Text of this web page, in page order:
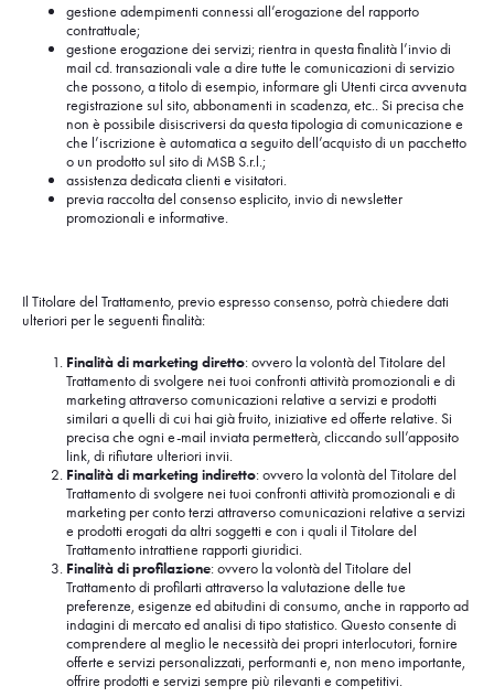
gestione adempimenti connessi all’erogazione del rapporto
contrattuale;
gestione erogazione dei servizi; rientra in questa finalità l’invio di
mail cd. transazionali vale a dire tutte le comunicazioni di servizio
che possono, a titolo di esempio, informare gli Utenti circa avvenuta
registrazione sul sito, abbonamenti in scadenza, etc.. Si precisa che
non è possibile disiscriversi da questa tipologia di comunicazione e
che l’iscrizione è automatica a seguito dell’acquisto di un pacchetto
o un prodotto sul sito di MSB S.r.l.;
assistenza dedicata clienti e visitatori.
previa raccolta del consenso esplicito, invio di newsletter
promozionali e informative.
Il Titolare del Trattamento, previo espresso consenso, potrà chiedere dati
ulteriori per le seguenti finalità:
Finalità di marketing diretto: ovvero la volontà del Titolare del
Trattamento di svolgere nei tuoi confronti attività promozionali e di
marketing attraverso comunicazioni relative a servizi e prodotti
similari a quelli di cui hai già fruito, iniziative ed offerte relative. Si
precisa che ogni e-mail inviata permetterà, cliccando sull’apposito
link, di rifiutare ulteriori invii.
Finalità di marketing indiretto: ovvero la volontà del Titolare del
Trattamento di svolgere nei tuoi confronti attività promozionali e di
marketing per conto terzi attraverso comunicazioni relative a servizi
e prodotti erogati da altri soggetti e con i quali il Titolare del
Trattamento intrattiene rapporti giuridici.
Finalità di profilazione: ovvero la volontà del Titolare del
Trattamento di profilarti attraverso la valutazione delle tue
preferenze, esigenze ed abitudini di consumo, anche in rapporto ad
indagini di mercato ed analisi di tipo statistico. Questo consente di
comprendere al meglio le necessità dei propri interlocutori, fornire
offerte e servizi personalizzati, performanti e, non meno importante,
offrire prodotti e servizi sempre più rilevanti e competitivi.